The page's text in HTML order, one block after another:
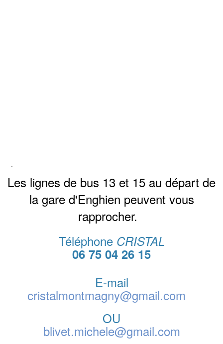
.
Les lignes de bus 13 et 15 au départ de
la gare d'Enghien peuvent vous
rapprocher.
Téléphone CRISTAL
06 75 04 26 15
E-mail
cristalmontmagny@gmail.com
OU
blivet.michele@gmail.com